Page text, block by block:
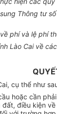
Thông tư số
phí và lệ phí
Lào Cai về
cụ thể như
hoặc cần
điều kiện